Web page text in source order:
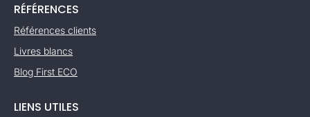
RÉFÉRENCES
Références clients
Livres blancs
Blog First ECO
LIENS UTILES